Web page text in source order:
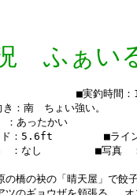
ふぁい
　  　　　　　■実釣
：南　ちょい強い。
あったかい
5.6ft　　　　　■ライ
なし　　  　　■写真　
の袂の「晴天屋」で餃